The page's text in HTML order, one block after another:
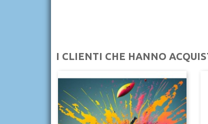
I CLIENTI CHE HANNO